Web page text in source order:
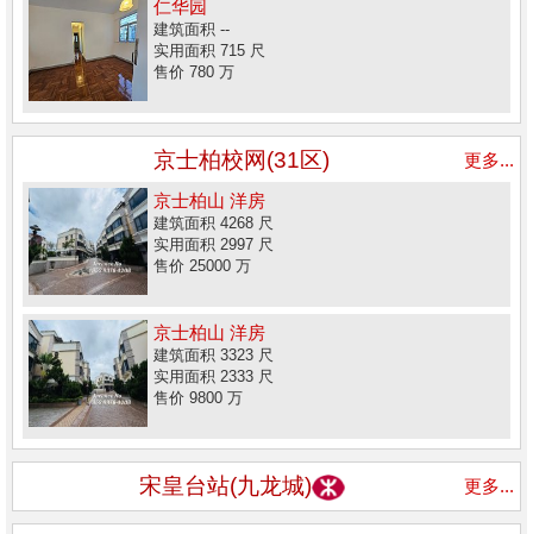
仁华园
建筑面积 --
实用面积 715 尺
售价 780 万
京士柏校网(31区)
更多...
京士柏山 洋房
建筑面积 4268 尺
实用面积 2997 尺
售价 25000 万
京士柏山 洋房
建筑面积 3323 尺
实用面积 2333 尺
售价 9800 万
宋皇台站(九龙城) 更多...